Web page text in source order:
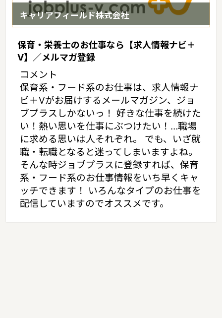
キャリアフィールド株式会社
保育・栄養士のお仕事なら【求人情報ナビ＋
V】／メルマガ登録
コメント
保育系・フード系のお仕事は、求人情報ナ
ビ＋Vがお届けするメールマガジン、ジョ
ブプラスしかないっ！ 好きな仕事を続けた
い！熱い思いを仕事にぶつけたい！…職場
に求める思いは人それぞれ。 でも、いざ就
職・転職となると迷ってしまいますよね。
そんな時ジョブプラスに登録すれば、保育
系・フード系のお仕事情報をいち早くキャ
ッチできます！ いろんなタイプのお仕事を
配信していますのでオススメです。